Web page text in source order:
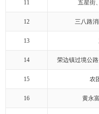
11 五星街
12 三八路
13
14 荣边镇过境公
15 农
16 黄永